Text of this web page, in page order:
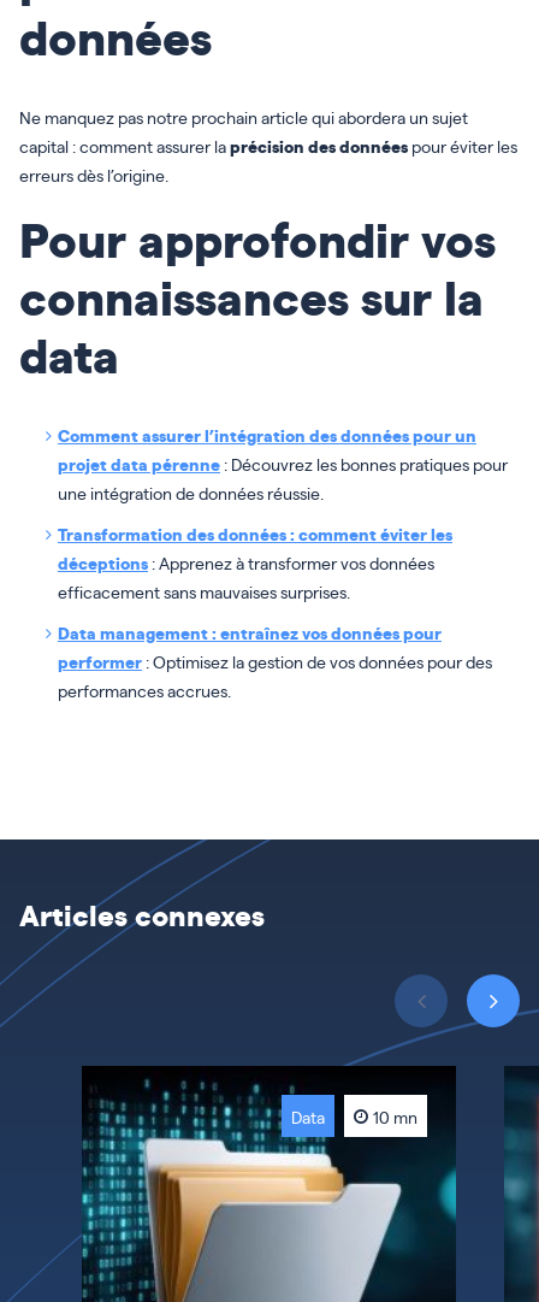
données
Ne manquez pas notre prochain article qui abordera un sujet
capital : comment assurer laprécision des données pour éviter les
erreurs dès l’origine.
Pour approfondir vos
connaissances sur la
data
Comment assurer l’intégration des données pour un
projet data pérenne : Découvrez les bonnes pratiques pour
une intégration de données réussie.
Transformation des données : comment éviter les
déceptions : Apprenez à transformer vos données
efficacement sans mauvaises surprises.
Data management : entraînez vos données pour
performer : Optimisez la gestion de vos données pour des
performances accrues.
Articles connexes
Data 10 mn